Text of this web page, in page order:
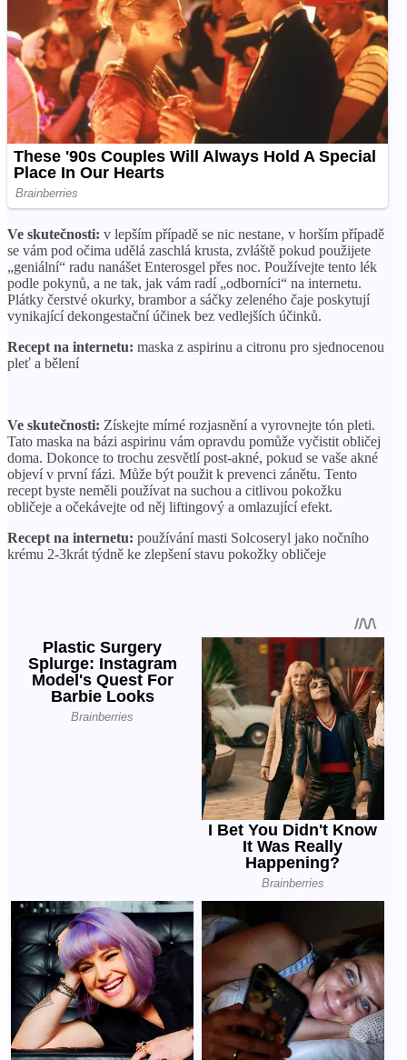
Ve skutečnosti: v lepším případě se nic nestane, v horším případě
se vám pod očima udělá zaschlá krusta, zvláště pokud použijete
„geniální“ radu nanášet Enterosgel přes noc. Používejte tento lék
podle pokynů, a ne tak, jak vám radí „odborníci“ na internetu.
Plátky čerstvé okurky, brambor a sáčky zeleného čaje poskytují
vynikající dekongestační účinek bez vedlejších účinků.
Recept na internetu: maska ​​z aspirinu a citronu pro sjednocenou
pleť a bělení
Ve skutečnosti: Získejte mírné rozjasnění a vyrovnejte tón pleti.
Tato maska ​​na bázi aspirinu vám opravdu pomůže vyčistit obličej
doma. Dokonce to trochu zesvětlí post-akné, pokud se vaše akné
objeví v první fázi. Může být použit k prevenci zánětu. Tento
recept byste neměli používat na suchou a citlivou pokožku
obličeje a očekávejte od něj liftingový a omlazující efekt.
Recept na internetu: používání masti Solcoseryl jako nočního
krému 2-3krát týdně ke zlepšení stavu pokožky obličeje